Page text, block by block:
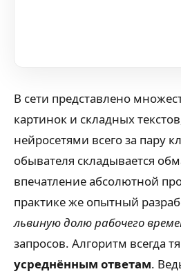
В сети представлено
картинок и складных
нейросетями всего за пару
обывателя складывается
впечатление абсолютной
практике же опытный
львиную долю рабочего
запросов. Алгоритм всегда
усреднённым ответам.